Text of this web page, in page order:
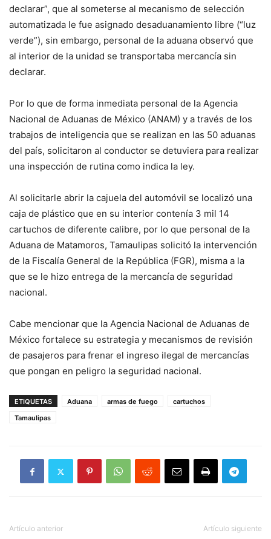
declarar”, que al someterse al mecanismo de selección
automatizada le fue asignado desaduanamiento libre (“luz
verde”), sin embargo, personal de la aduana observó que
al interior de la unidad se transportaba mercancía sin
declarar.
Por lo que de forma inmediata personal de la Agencia
Nacional de Aduanas de México (ANAM) y a través de los
trabajos de inteligencia que se realizan en las 50 aduanas
del país, solicitaron al conductor se detuviera para realizar
una inspección de rutina como indica la ley.
Al solicitarle abrir la cajuela del automóvil se localizó una
caja de plástico que en su interior contenía 3 mil 14
cartuchos de diferente calibre, por lo que personal de la
Aduana de Matamoros, Tamaulipas solicitó la intervención
de la Fiscalía General de la República (FGR), misma a la
que se le hizo entrega de la mercancía de seguridad
nacional.
Cabe mencionar que la Agencia Nacional de Aduanas de
México fortalece su estrategia y mecanismos de revisión
de pasajeros para frenar el ingreso ilegal de mercancías
que pongan en peligro la seguridad nacional.
ETIQUETAS Aduana armas de fuego
cartuchos
Tamaulipas
Artículo anterior Artículo siguiente